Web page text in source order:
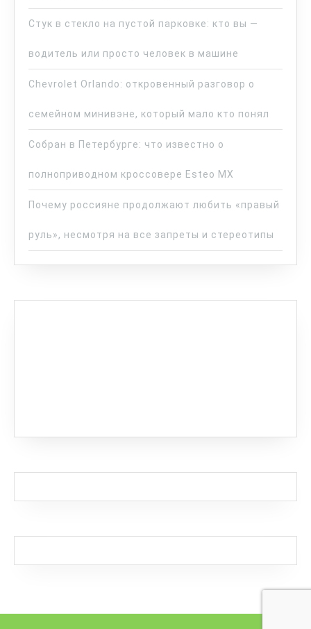
Стук в стекло на пустой парковке: кто вы —
водитель или просто человек в машине
Chevrolet Orlando: откровенный разговор о
семейном минивэне, который мало кто понял
Собран в Петербурге: что известно о
полноприводном кроссовере Esteo MX
Почему россияне продолжают любить «правый
руль», несмотря на все запреты и стереотипы